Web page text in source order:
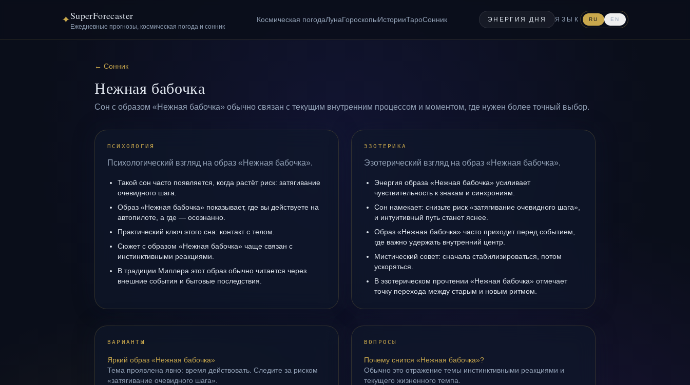
✦SuperForecaster
Ежедневные прогнозы, космическая погода и сонник
Космическая погодаЛунаГороскопыИсторииТароСонник ЭНЕРГИЯ ДНЯ ЯЗЫК RU EN
← Сонник
Нежная бабочка
Сон с образом «Нежная бабочка» обычно связан с текущим внутренним процессом и моментом, где нужен более точный выбор.
ПСИХОЛОГИЯ
Психологический взгляд на образ «Нежная бабочка».
Такой сон часто появляется, когда растёт риск: затягивание
очевидного шага.
Образ «Нежная бабочка» показывает, где вы действуете на
автопилоте, а где — осознанно.
Практический ключ этого сна: контакт с телом.
Сюжет с образом «Нежная бабочка» чаще связан с
инстинктивными реакциями.
В традиции Миллера этот образ обычно читается через
внешние события и бытовые последствия.
ЭЗОТЕРИКА
Эзотерический взгляд на образ «Нежная бабочка».
Энергия образа «Нежная бабочка» усиливает
чувствительность к знакам и синхрониям.
Сон намекает: снизьте риск «затягивание очевидного шага»,
и интуитивный путь станет яснее.
Образ «Нежная бабочка» часто приходит перед событием,
где важно удержать внутренний центр.
Мистический совет: сначала стабилизироваться, потом
ускоряться.
В эзотерическом прочтении «Нежная бабочка» отмечает
точку перехода между старым и новым ритмом.
ВАРИАНТЫ
Яркий образ «Нежная бабочка»
Тема проявлена явно: время действовать. Следите за риском
«затягивание очевидного шага».
ВОПРОСЫ
Почему снится «Нежная бабочка»?
Обычно это отражение темы инстинктивными реакциями и
текущего жизненного темпа.